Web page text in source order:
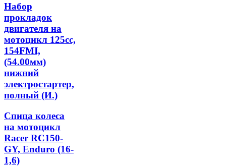
Набор
прокладок
двигателя на
мотоцикл 125cc,
154FMI,
(54.00мм)
нижний
электростартер,
полный (И.)
Спица колеса
на мотоцикл
Racer RC150-
GY, Enduro (16-
1,6)